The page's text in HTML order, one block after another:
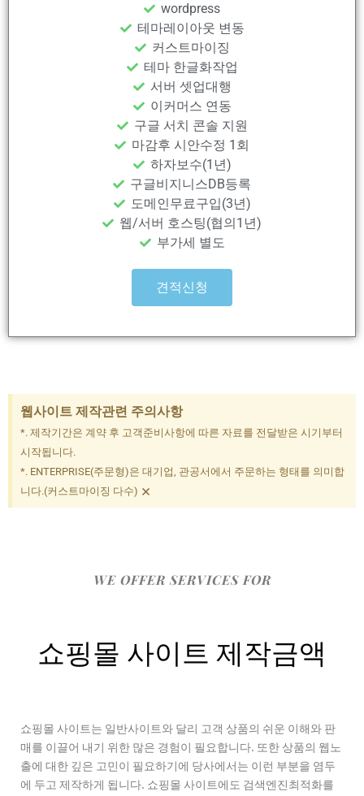
wordpress
테마레이아웃 변동
커스트마이징
테마 한글화작업
서버 셋업대행
이커머스 연동
구글 서치 콘솔 지원
마감후 시안수정 1회
하자보수(1년)
구글비지니스DB등록
도메인무료구입(3년)
웹/서버 호스팅(협의1년)
부가세 별도
견적신청
웹사이트 제작관련 주의사항
*. 제작기간은 계약 후 고객준비사항에 따른 자료를 전달받은 시기부터
시작됩니다.
*. ENTERPRISE(주문형)은 대기업, 관공서에서 주문하는 형태를 의미합
니다.(커스트마이징 다수) ×
WE OFFER SERVICES FOR
쇼핑몰 사이트 제작금액
쇼핑몰 사이트는 일반사이트와 달리 고객 상품의 쉬운 이해와 판
매를 이끌어 내기 위한 많은 경험이 필요합니다. 또한 상품의 웹노
출에 대한 깊은 고민이 필요하기에 당사에서는 이런 부분을 염두
에 두고 제작하게 됩니다. 쇼핑몰 사이트에도 검색엔진최적화를